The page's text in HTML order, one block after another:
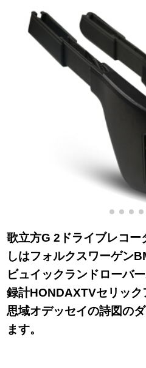
ア＋によると）
歌立方G 2ドライブレコー
しはフォルクスワーゲン
ビュイックランドローバ
録計HONDAXTVセリッ
思域オデッセイの詩図の
ます。